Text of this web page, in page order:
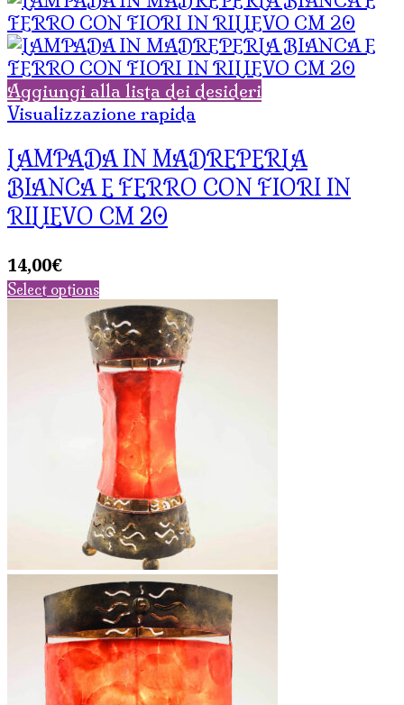
Aggiungi alla lista dei desideri
Visualizzazione rapida
LAMPADA IN MADREPERLA
BIANCA E FERRO CON FIORI IN
RILIEVO CM 20
14,00€
Select options